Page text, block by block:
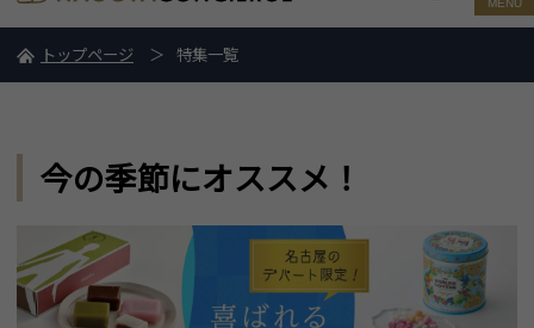
トップページ 特集一覧
今の季節にオススメ！